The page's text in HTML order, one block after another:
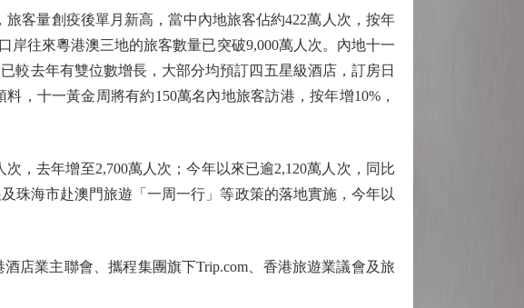
客量創疫後單月新高，當中內地旅客佔約422萬人次，按年
岸往來粵港澳三地的旅客數量已突破9,000萬人次。內地十一
較去年有雙位數增長，大部分均預訂四五星級酒店，訂房日
，十一黃金周將有約150萬名內地旅客訪港，按年增10%，
去年增至2,700萬人次；今年以來已逾2,120萬人次，同比
珠海市赴澳門旅遊「一周一行」等政策的落地實施，今年以
業主聯會、攜程集團旗下Trip.com、香港旅遊業議會及旅